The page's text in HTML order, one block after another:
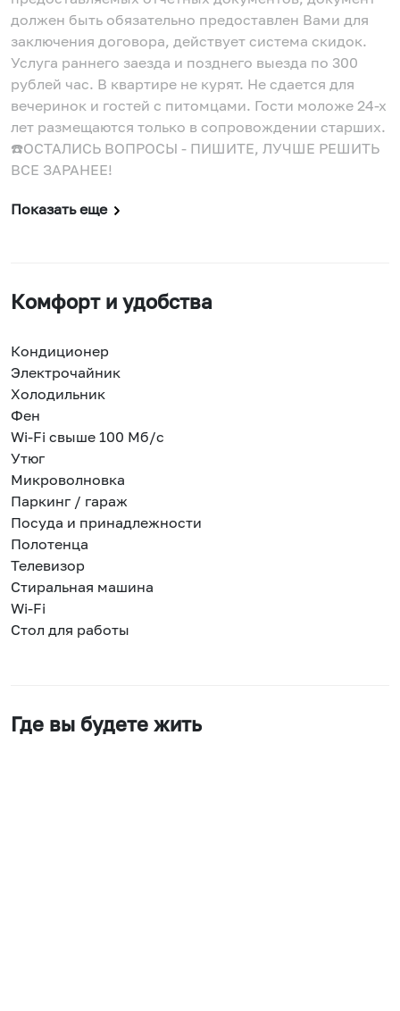
должен быть обязательно предоставлен Вами для
заключения договора, действует система скидок.
Услуга раннего заезда и позднего выезда по 300
рублей час. В квартире не курят. Не сдается для
вечеринок и гостей с питомцами. Гости моложе 24-х
лет размещаются только в сопровождении старших.
☎️ОСТАЛИСЬ ВОПРОСЫ - ПИШИТЕ, ЛУЧШЕ РЕШИТЬ
ВСЕ ЗАРАНЕЕ!
Показать еще
Комфорт и удобства
Кондиционер
Электрочайник
Холодильник
Фен
Wi-Fi свыше 100 Мб/с
Утюг
Микроволновка
Паркинг / гараж
Посуда и принадлежности
Полотенца
Телевизор
Стиральная машина
Wi-Fi
Стол для работы
Где вы будете жить